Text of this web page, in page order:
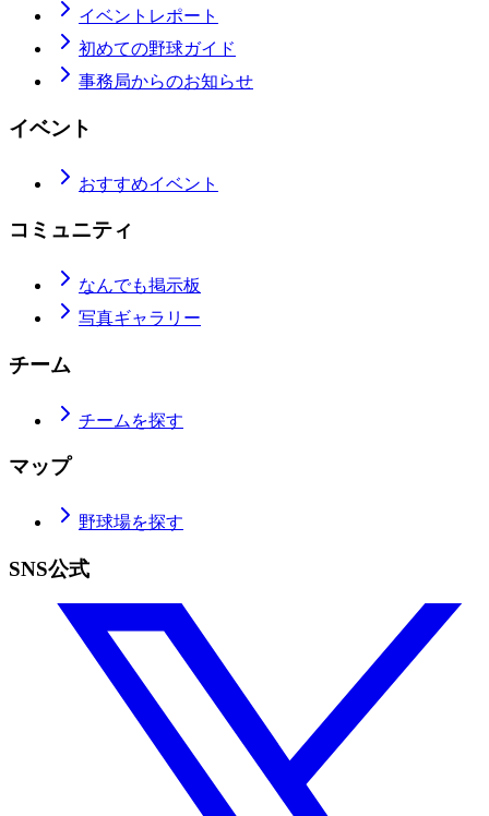
イベントレポート
初めての野球ガイド
事務局からのお知らせ
イベント
おすすめイベント
コミュニティ
なんでも掲示板
写真ギャラリー
チーム
チームを探す
マップ
野球場を探す
SNS公式